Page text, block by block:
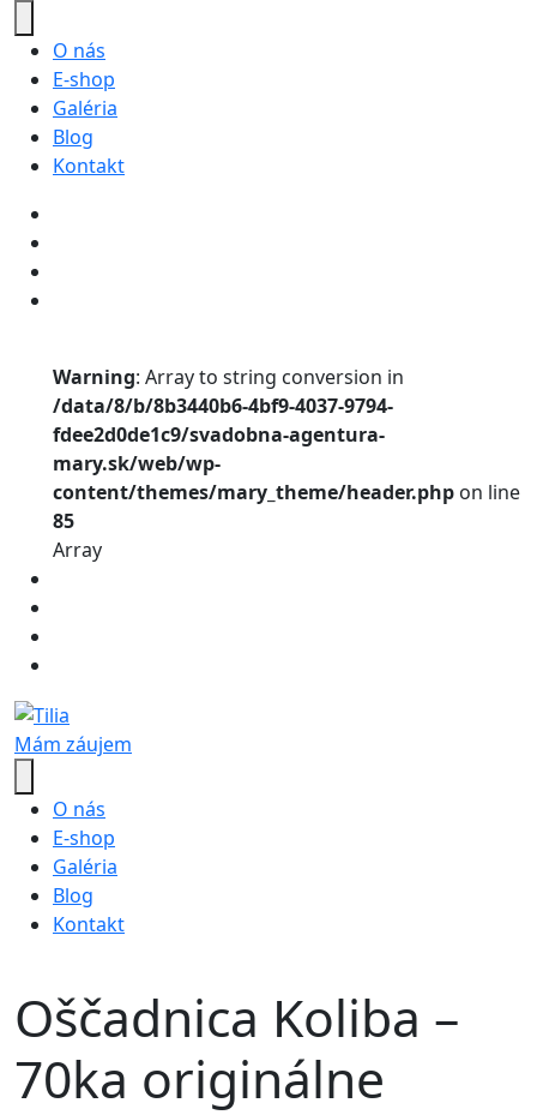
O nás
E-shop
Galéria
Blog
Kontakt
Warning: Array to string conversion in
/data/8/b/8b3440b6-4bf9-4037-9794-
fdee2d0de1c9/svadobna-agentura-
mary.sk/web/wp-
content/themes/mary_theme/header.php on line
85
Array
Mám záujem
O nás
E-shop
Galéria
Blog
Kontakt
Oščadnica Koliba –
70ka originálne